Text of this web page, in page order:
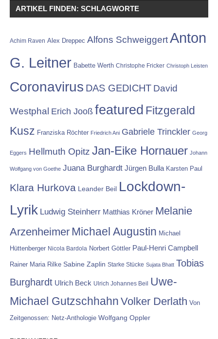
ARTIKEL FINDEN: SCHLAGWORTE
Achim Raven Alex Dreppec Alfons SchweiggertAnton
G. Leitner Babette Werth Christophe Fricker Christoph Leisten
Coronavirus DAS GEDICHT David
Westphal Erich Jooß featured Fitzgerald
Kusz Franziska Röchter Friedrich Ani Gabriele Trinckler Georg
Eggers Hellmuth Opitz Jan-Eike Hornauer Johann
Wolfgang von Goethe Juana Burghardt Jürgen Bulla Karsten Paul
Klara Hurkova Leander Beil Lockdown-
Lyrik Ludwig Steinherr Matthias Kröner Melanie
Arzenheimer Michael Augustin Michael
Hüttenberger Nicola Bardola Norbert Göttler Paul-Henri Campbell
Rainer Maria Rilke Sabine Zaplin Starke Stücke Sujata Bhatt Tobias
Burghardt Ulrich Beck Ulrich Johannes Beil Uwe-
Michael Gutzschhahn Volker Derlath Von
Zeitgenossen: Netz-Anthologie Wolfgang Oppler